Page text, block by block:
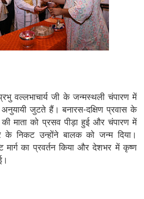
वल्लभाचार्य जी के जन्मस्थली चंपारण में
अनुयायी जुटते हैं। बनारस-दक्षिण प्रवास के
की माता को प्रसव पीड़ा हुई और चंपारण में
के निकट उन्होंने बालक को जन्म दिया।
मार्ग का प्रवर्तन किया और देशभर में कृष्ण